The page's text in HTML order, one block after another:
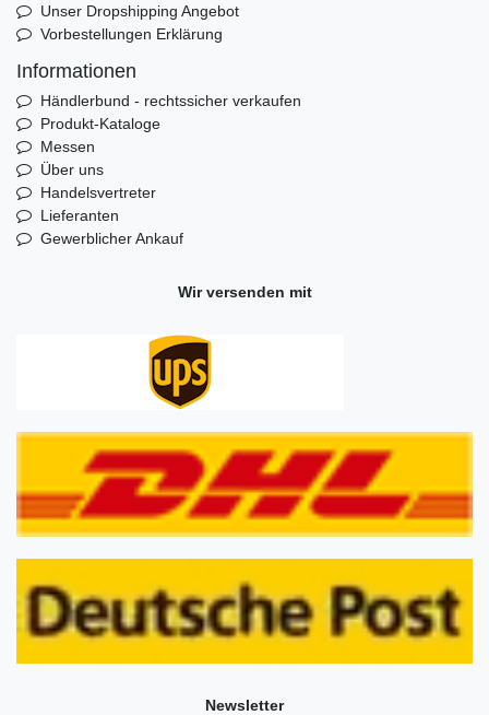
Unser Dropshipping Angebot
Vorbestellungen Erklärung
Informationen
Händlerbund - rechtssicher verkaufen
Produkt-Kataloge
Messen
Über uns
Handelsvertreter
Lieferanten
Gewerblicher Ankauf
Wir versenden mit
Newsletter